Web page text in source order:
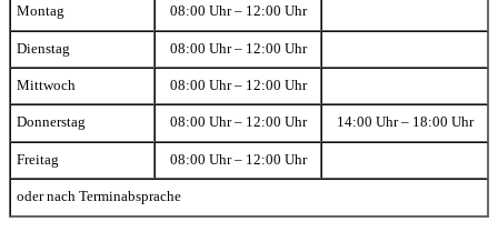
Montag 08:00 Uhr – 12:00 Uhr
Dienstag 08:00 Uhr – 12:00 Uhr
Mittwoch 08:00 Uhr – 12:00 Uhr
Donnerstag 08:00 Uhr – 12:00 Uhr 14:00 Uhr – 18:00 Uhr
Freitag 08:00 Uhr – 12:00 Uhr
oder nach Terminabsprache